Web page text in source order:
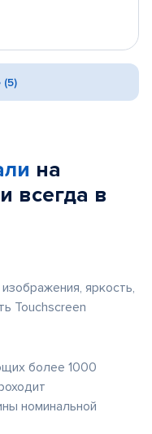
(5)
на
всегда в
яркость,
Touchscreen
более 1000
номинальной